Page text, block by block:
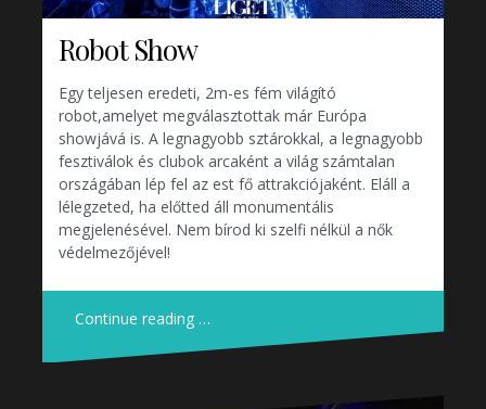
Robot Show
Egy teljesen eredeti, 2m-es fém világító
robot,amelyet megválasztottak már Európa
showjává is. A legnagyobb sztárokkal, a legnagyobb
fesztiválok és clubok arcaként a világ számtalan
országában lép fel az est fő attrakciójaként. Eláll a
lélegzeted, ha előtted áll monumentális
megjelenésével. Nem bírod ki szelfi nélkül a nők
védelmezőjével!
Continue reading …